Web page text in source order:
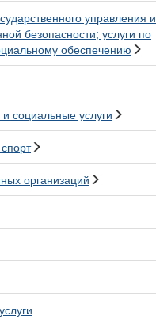
управления и
безопасности; услуги по
обеспечению
социальные услуги
организаций